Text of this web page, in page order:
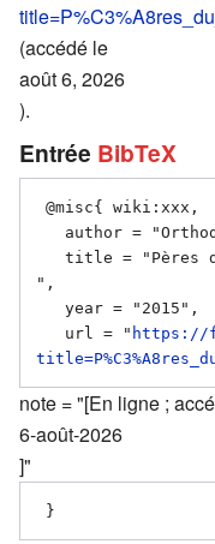
(accédé le
août 6, 2026
).
Entrée BibTeX
",
   url = "
https://
note = "[En ligne ;
6-août-2026
]"